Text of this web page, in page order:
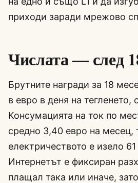
приходи заради мрежово
Числата — след
Брутните награди за 18
в евро в деня на тегленето,
Консумацията на ток по
средно 3,40 евро на месец,
електричеството е изело
Интернетът е фиксиран
плащал така или иначе,